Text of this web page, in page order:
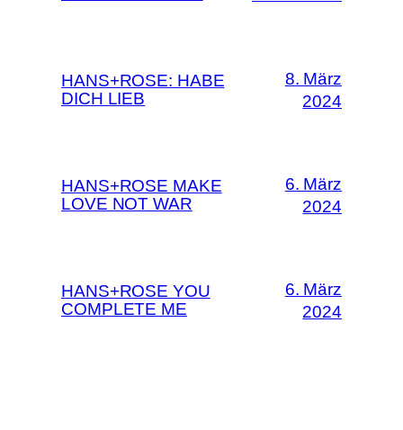
HANS+ROSE: HABE
DICH LIEB
8. März
2024
HANS+ROSE MAKE
LOVE NOT WAR
6. März
2024
HANS+ROSE YOU
COMPLETE ME
6. März
2024